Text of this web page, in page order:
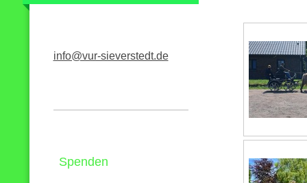
info@vur-sieverstedt.de
Spenden